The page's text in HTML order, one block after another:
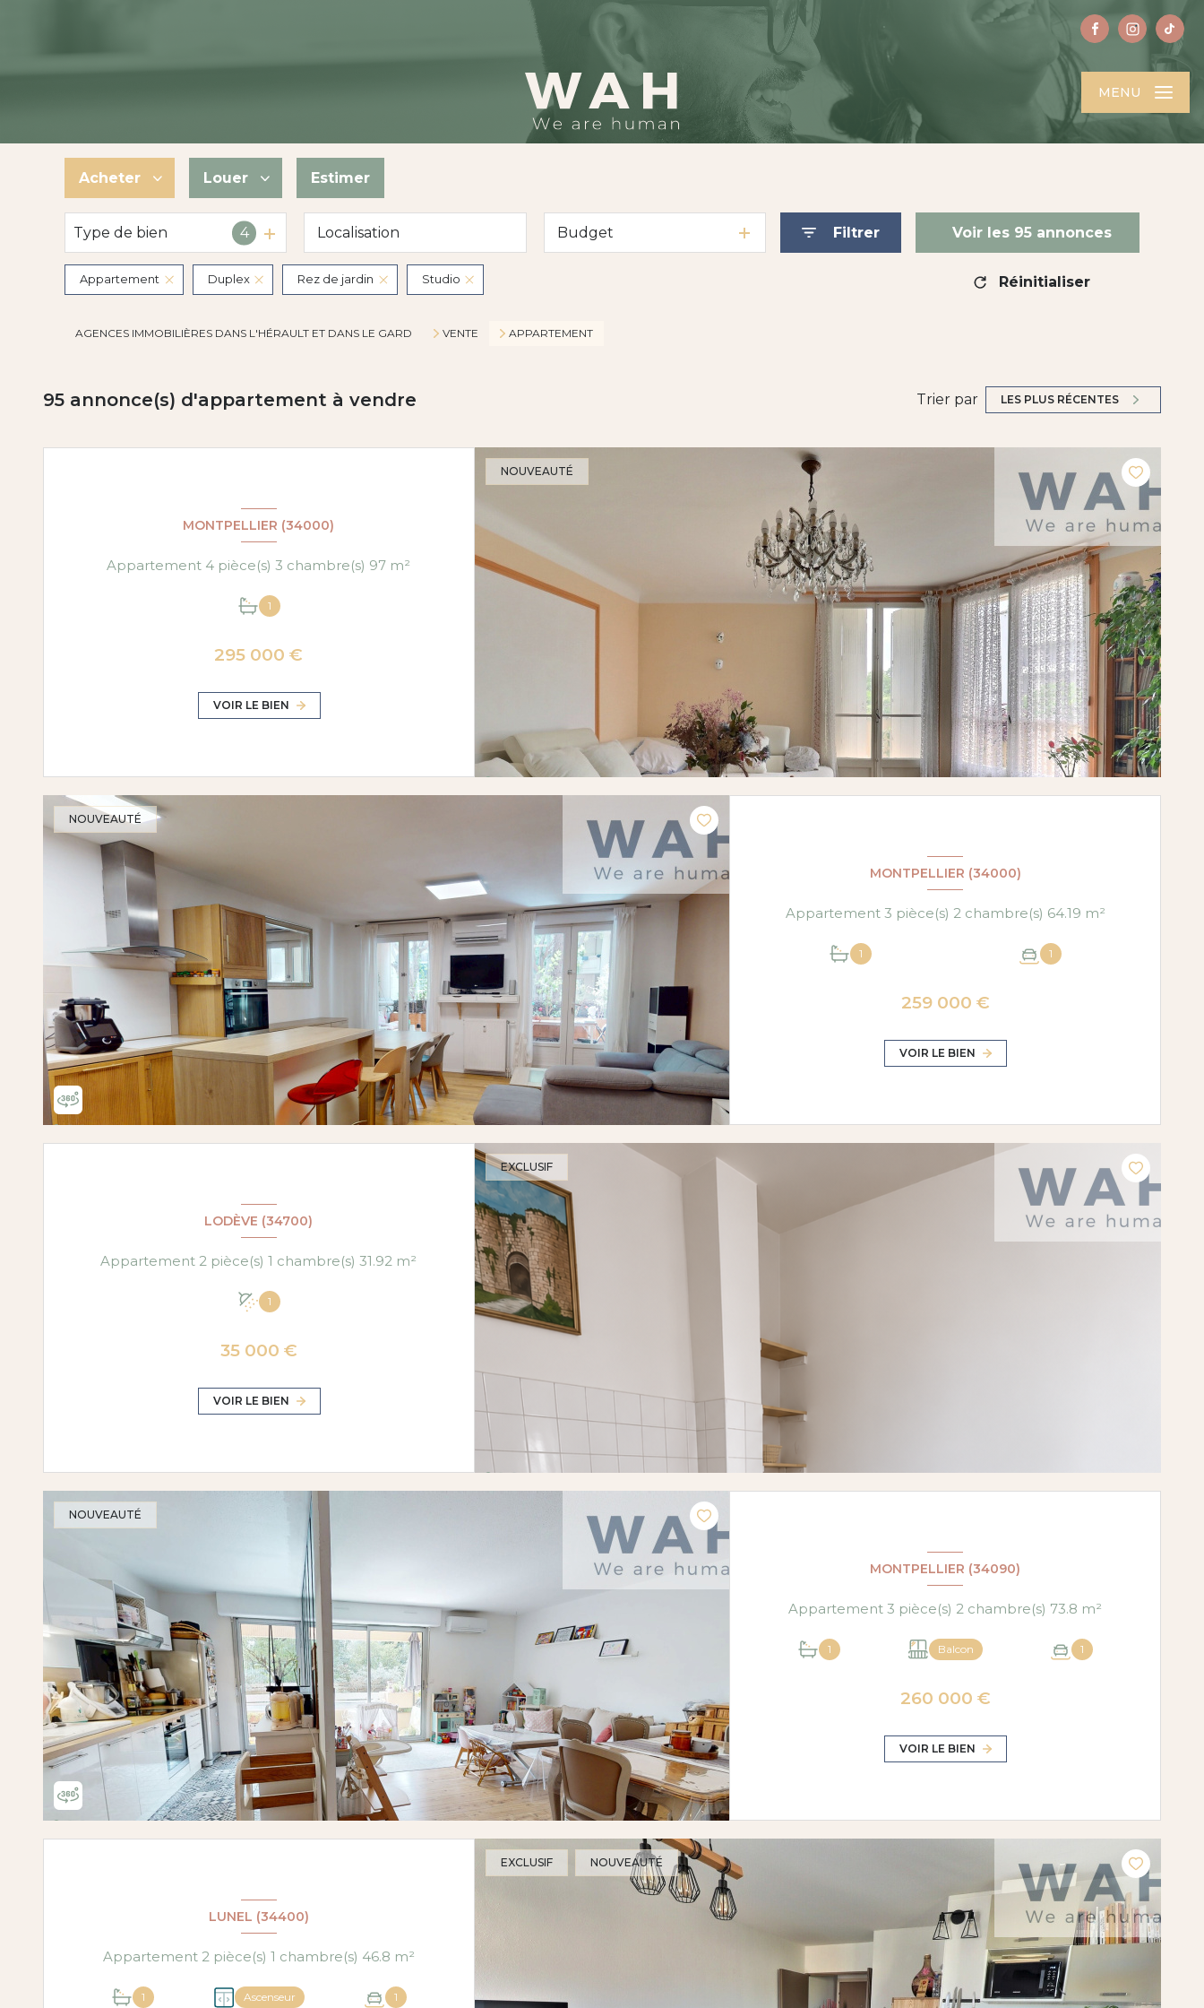
MENU
Acheter
De l'ancien
De l'immo pro
Louer
à l'année
De l'immo pro
Estimer
Type de bien 4 Budget Filtrer Voir les 95 annonces
Appartement Duplex Rez de jardin Studio Réinitialiser
AGENCES IMMOBILIÈRES DANS L'HÉRAULT ET DANS LE GARD VENTE APPARTEMENT
95 annonce(s) d'appartement à vendre Trier par LES PLUS RÉCENTES
NOUVEAUTÉ
MONTPELLIER (34000)
Appartement 4 pièce(s) 3 chambre(s) 97 m²
1
295 000 €
VOIR LE BIEN
NOUVEAUTÉ
MONTPELLIER (34000)
Appartement 3 pièce(s) 2 chambre(s) 64.19 m²
1 1
259 000 €
VOIR LE BIEN
EXCLUSIF
LODÈVE (34700)
Appartement 2 pièce(s) 1 chambre(s) 31.92 m²
1
35 000 €
VOIR LE BIEN
NOUVEAUTÉ
MONTPELLIER (34090)
Appartement 3 pièce(s) 2 chambre(s) 73.8 m²
1 Balcon 1
260 000 €
VOIR LE BIEN
EXCLUSIF NOUVEAUTÉ
LUNEL (34400)
Appartement 2 pièce(s) 1 chambre(s) 46.8 m²
1 Ascenseur 1